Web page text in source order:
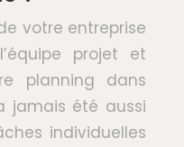
votre entreprise
projet et
planning dans
jamais été aussi
individuelles